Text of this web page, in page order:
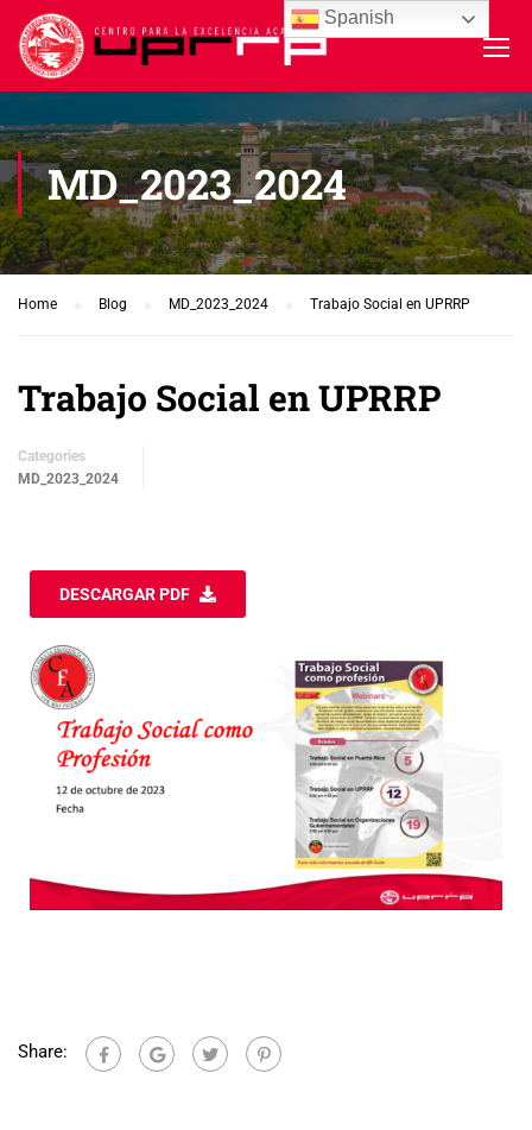
MD_2023_2024
Home Blog MD_2023_2024 Trabajo Social en UPRRP
Trabajo Social en UPRRP
Categories
MD_2023_2024
DESCARGAR PDF
Share:
Spanish